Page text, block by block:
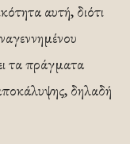
αυτή, διότι
τα πράγματα
δηλαδή